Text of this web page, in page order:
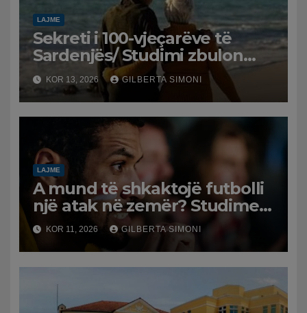
LAJME
Sekreti i 100-vjeçarëve të
Sardenjës/ Studimi zbulon
rolin e mendjes dhe
emocioneve
KOR 13, 2026 GILBERTA SIMONI
LAJME
A mund të shkaktojë futbolli
një atak në zemër? Studimet
zbulojnë rrezikun që sjell
stresi i ndeshjeve për tifozët
KOR 11, 2026 GILBERTA SIMONI